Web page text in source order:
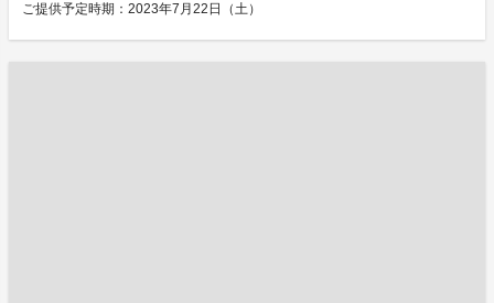
ご提供予定時期：2023年7月22日（土）